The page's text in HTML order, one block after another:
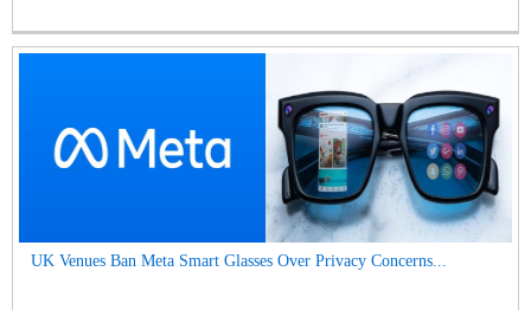
UK Venues Ban Meta Smart Glasses Over Privacy Concerns...